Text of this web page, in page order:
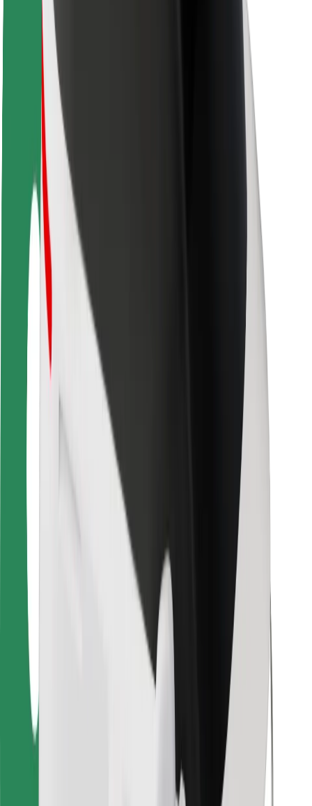
Villes
Emplacements
Solutions pour les villes
Aéroports
Stations de charge Bolt
Support
Pour les passagers
Pour les chauffeurs
Pour les livreurs
Bolt Food
Pour les propriétaires de flotte
Pour les restaurants
Bolt for Business
Fournisseurs
Conditions générales
Obtenez un trajet en quelques minutes !
Télécharger l'appli Bolt
Retrouvez tous vos plats favoris !
Télécharger l'appli Bolt Food